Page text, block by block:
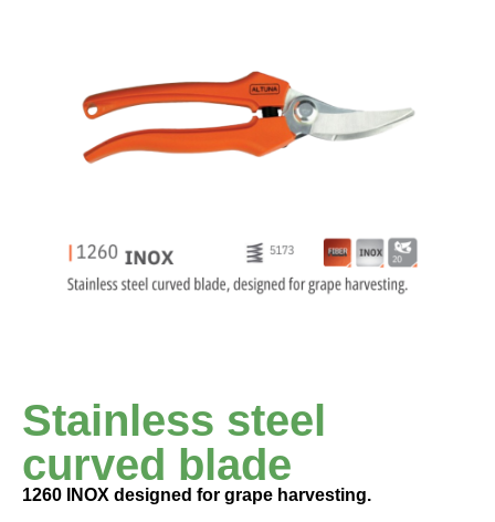
Stainless steel
curved blade
1260 INOX designed for grape harvesting.